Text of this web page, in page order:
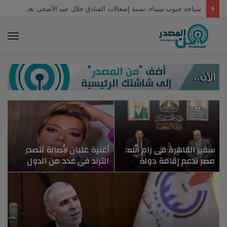
سياحة جنوب سيناء: نسبة إشغالات الفنادق خلال عيد الأضحى تخطت 80%
سفير القاهرة فى رام الله:
مصر تدعم إقامة دولة
فلسطينية على حدود 4
يونيو 67
أغنية غلبان لأصالة تتصدر
الترند في عدد من الدول
العربية